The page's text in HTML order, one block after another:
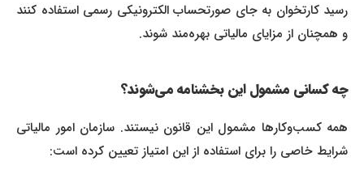
رسید کارتخوان به جای صورتحساب الکترونیکی رسمی استفاده کنند
و همچنان از مزایای مالیاتی بهره‌مند شوند.
چه کسانی مشمول این بخشنامه می‌شوند؟
همه کسب‌وکارها مشمول این قانون نیستند. سازمان امور مالیاتی
شرایط خاصی را برای استفاده از این امتیاز تعیین کرده است: